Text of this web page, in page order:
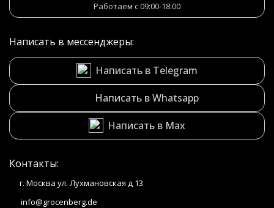
Работаем с 09:00-18:00
Написать в мессенджеры:
Написать в Telegram
Написать в Whatsapp
Написать в Max
Контакты:
г. Москва ул. Лухмановская д 13
info@grocenberg.de